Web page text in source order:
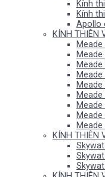
Kính
Kính
Apollo
KÍNH THIÊN
Meade
Meade
Meade
Meade
Meade
Meade
Meade
KÍNH THIÊN